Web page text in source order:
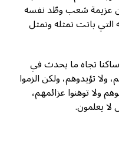
عزيمة شعب وطّد نفسه
باتت تمثله وتمثل
تجاه ما يحدث في
ولا تؤيدوهم، ولكن الزموا
ولا توهنوا عزائمهم،
لا يعلمون.